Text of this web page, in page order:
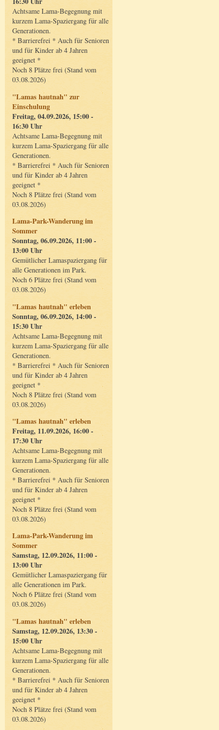
Achtsame Lama-Begegnung mit
kurzem Lama-Spaziergang für alle
Generationen.
* Barrierefrei * Auch für Senioren
und für Kinder ab 4 Jahren
geeignet *
Noch 8 Plätze frei (Stand vom
03.08.2026)
"Lamas hautnah" zur
Einschulung
Freitag, 04.09.2026, 15:00 -
16:30 Uhr
Achtsame Lama-Begegnung mit
kurzem Lama-Spaziergang für alle
Generationen.
* Barrierefrei * Auch für Senioren
und für Kinder ab 4 Jahren
geeignet *
Noch 8 Plätze frei (Stand vom
03.08.2026)
Lama-Park-Wanderung im
Sommer
Sonntag, 06.09.2026, 11:00 -
13:00 Uhr
Gemütlicher Lamaspaziergang für
alle Generationen im Park.
Noch 6 Plätze frei (Stand vom
03.08.2026)
"Lamas hautnah" erleben
Sonntag, 06.09.2026, 14:00 -
15:30 Uhr
Achtsame Lama-Begegnung mit
kurzem Lama-Spaziergang für alle
Generationen.
* Barrierefrei * Auch für Senioren
und für Kinder ab 4 Jahren
geeignet *
Noch 8 Plätze frei (Stand vom
03.08.2026)
"Lamas hautnah" erleben
Freitag, 11.09.2026, 16:00 -
17:30 Uhr
Achtsame Lama-Begegnung mit
kurzem Lama-Spaziergang für alle
Generationen.
* Barrierefrei * Auch für Senioren
und für Kinder ab 4 Jahren
geeignet *
Noch 8 Plätze frei (Stand vom
03.08.2026)
Lama-Park-Wanderung im
Sommer
Samstag, 12.09.2026, 11:00 -
13:00 Uhr
Gemütlicher Lamaspaziergang für
alle Generationen im Park.
Noch 6 Plätze frei (Stand vom
03.08.2026)
"Lamas hautnah" erleben
Samstag, 12.09.2026, 13:30 -
15:00 Uhr
Achtsame Lama-Begegnung mit
kurzem Lama-Spaziergang für alle
Generationen.
* Barrierefrei * Auch für Senioren
und für Kinder ab 4 Jahren
geeignet *
Noch 8 Plätze frei (Stand vom
03.08.2026)